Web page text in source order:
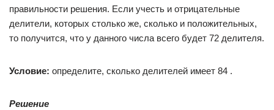
правильности решения. Если учесть и отрицательные
делители, которых столько же, сколько и положительных,
то получится, что у данного числа всего будет 72 делителя.
Условие: определите, сколько делителей имеет 84 .
Решение